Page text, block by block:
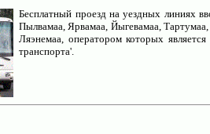
Бесплатный проезд на уездных линиях
Пылвамаа, Ярвамаа, Йыгевамаа,
Ляэнемаа, оператором которых
транспорта'.